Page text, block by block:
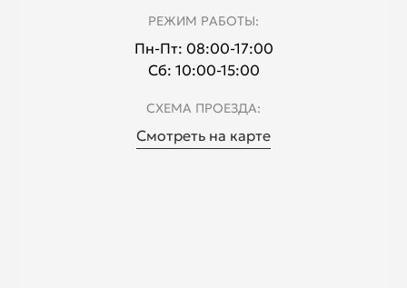
РЕЖИМ РАБОТЫ:
Пн-Пт: 08:00-17:00
Сб: 10:00-15:00
СХЕМА ПРОЕЗДА:
Смотреть на карте